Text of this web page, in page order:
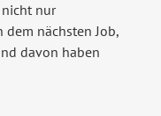
nur
nächsten Job,
davon haben